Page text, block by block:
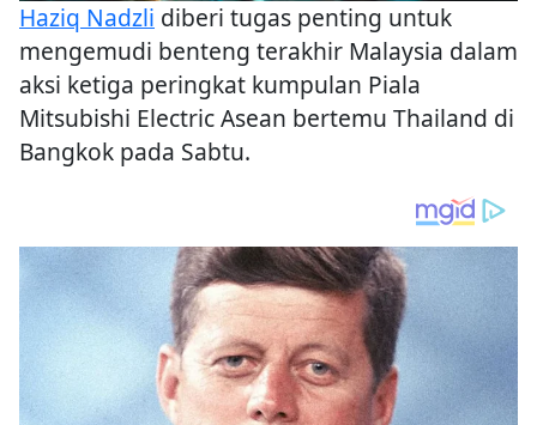
Haziq Nadzli diberi tugas penting untuk
mengemudi benteng terakhir Malaysia dalam
aksi ketiga peringkat kumpulan Piala
Mitsubishi Electric Asean bertemu Thailand di
Bangkok pada Sabtu.